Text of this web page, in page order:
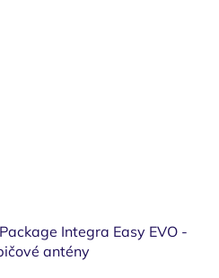
Integra Easy EVO -
antény